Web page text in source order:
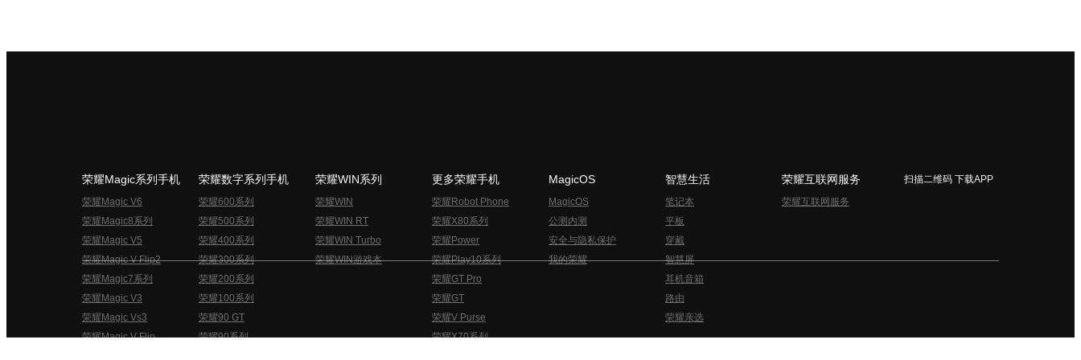
荣耀Magic系列手机
荣耀Magic V6
荣耀Magic8系列
荣耀Magic V5
荣耀Magic V Flip2
荣耀Magic7系列
荣耀Magic V3
荣耀Magic Vs3
荣耀Magic V Flip
荣耀数字系列手机
荣耀600系列
荣耀500系列
荣耀400系列
荣耀300系列
荣耀200系列
荣耀100系列
荣耀90 GT
荣耀90系列
荣耀WIN系列
荣耀WIN
荣耀WIN RT
荣耀WIN Turbo
荣耀WIN游戏本
更多荣耀手机
荣耀Robot Phone
荣耀X80系列
荣耀Power
荣耀Play10系列
荣耀GT Pro
荣耀GT
荣耀V Purse
荣耀X70系列
MagicOS
MagicOS
公测内测
安全与隐私保护
我的荣耀
智慧生活
笔记本
平板
穿戴
智慧屏
耳机音箱
路由
荣耀亲选
荣耀互联网服务
荣耀互联网服务
扫描二维码 下载APP